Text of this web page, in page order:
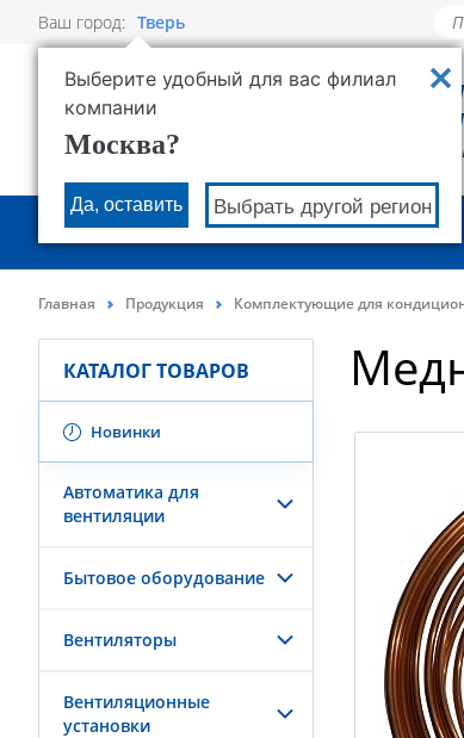
Ваш город: Тверь
Выберите удобный для вас филиал
компании
Москва?
Да, оставить Выбрать другой регион
РОВЕН -
О КОМПАНИИ ПРОДУКЦИЯ
Главная Продукция Комплектующие для
КАТАЛОГ ТОВАРОВ
Новинки
Автоматика для
вентиляции
Бытовое оборудование
Вентиляторы
Вентиляционные
установки